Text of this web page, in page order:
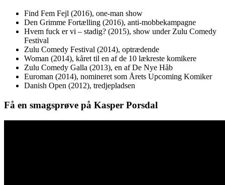
Find Fem Fejl (2016), one-man show
Den Grimme Fortælling (2016), anti-mobbekampagne
Hvem fuck er vi – stadig? (2015), show under Zulu Comedy
Festival
Zulu Comedy Festival (2014), optrædende
Woman (2014), kåret til en af de 10 lækreste komikere
Zulu Comedy Galla (2013), en af De Nye Håb
Euroman (2014), nomineret som Årets Upcoming Komiker
Danish Open (2012), tredjepladsen
Få en smagsprøve på Kasper Porsdal